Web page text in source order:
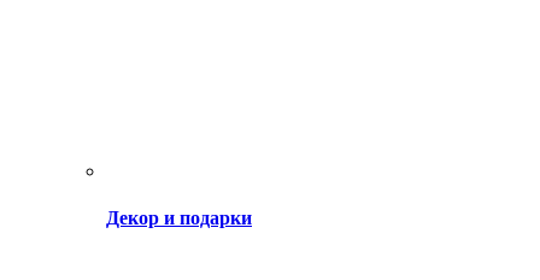
Декор и подарки